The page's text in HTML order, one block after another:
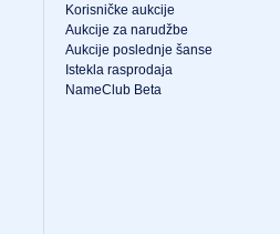
Korisničke aukcije
Aukcije za narudžbe
Aukcije poslednje šanse
Istekla rasprodaja
NameClub Beta